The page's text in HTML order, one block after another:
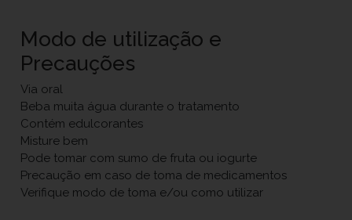
Modo de utilização e
Precauções
Via oral
Beba muita água durante o tratamento
Contém edulcorantes
Misture bem
Pode tomar com sumo de fruta ou iogurte
Precaução em caso de toma de medicamentos
Verifique modo de toma e/ou como utilizar